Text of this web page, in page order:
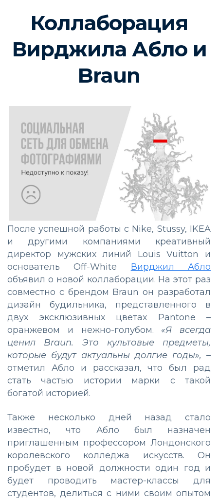
Коллаборация
Вирджила Абло и
Braun
После успешной работы с Nike, Stussy, IKEA
и другими компаниями креативный
директор мужских линий Louis Vuitton и
основатель Off-White Вирджил Абло
объявил о новой коллаборации. На этот раз
совместно с брендом Braun он разработал
дизайн будильника, представленного в
двух эксклюзивных цветах Pantone –
оранжевом и нежно-голубом. «Я всегда
ценил Braun. Это культовые предметы,
которые будут актуальны долгие годы», –
отметил Абло и рассказал, что был рад
стать частью истории марки с такой
богатой историей.
Также несколько дней назад стало
известно, что Абло был назначен
приглашенным профессором Лондонского
королевского колледжа искусств. Он
пробудет в новой должности один год и
будет проводить мастер-классы для
студентов, делиться с ними своим опытом